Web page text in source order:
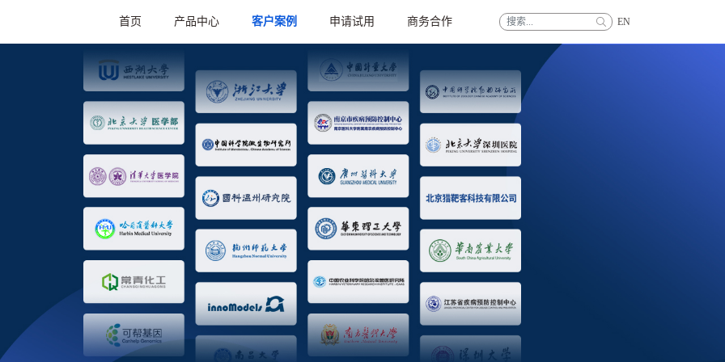
首页 产品中心 客户案例 申请试用 商务合作 EN